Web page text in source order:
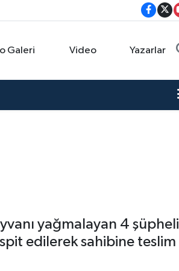
Galeri Video Yazarlar
yağmalayan 4 şüpheli
edilerek sahibine teslim